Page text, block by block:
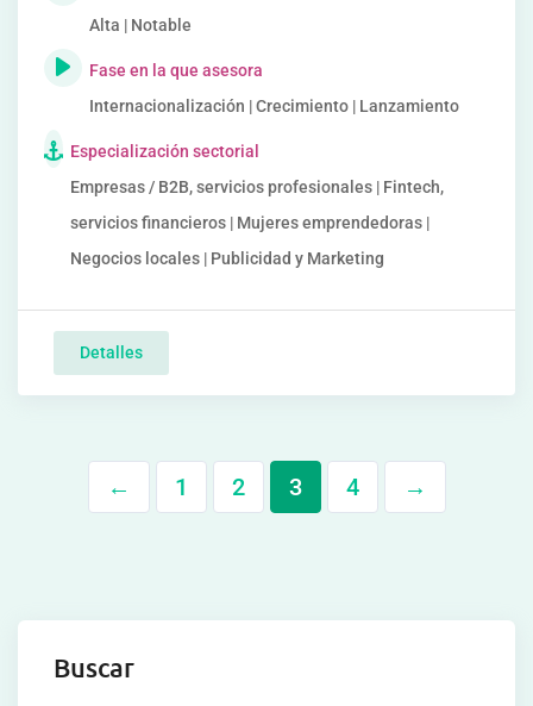
Alta | Notable
Fase en la que asesora
Internacionalización | Crecimiento | Lanzamiento
Especialización sectorial
Empresas / B2B, servicios profesionales | Fintech,
servicios financieros | Mujeres emprendedoras |
Negocios locales | Publicidad y Marketing
Detalles
← 1 2 3 4 →
Buscar